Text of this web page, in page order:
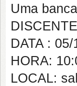
Uma
DATA :
HORA:
LOCAL: